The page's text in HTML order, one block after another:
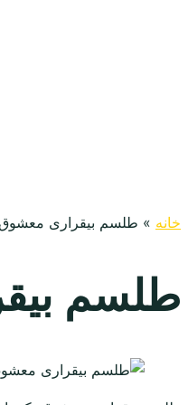
خانه » طلسم بیقراری معشوق
طلسم